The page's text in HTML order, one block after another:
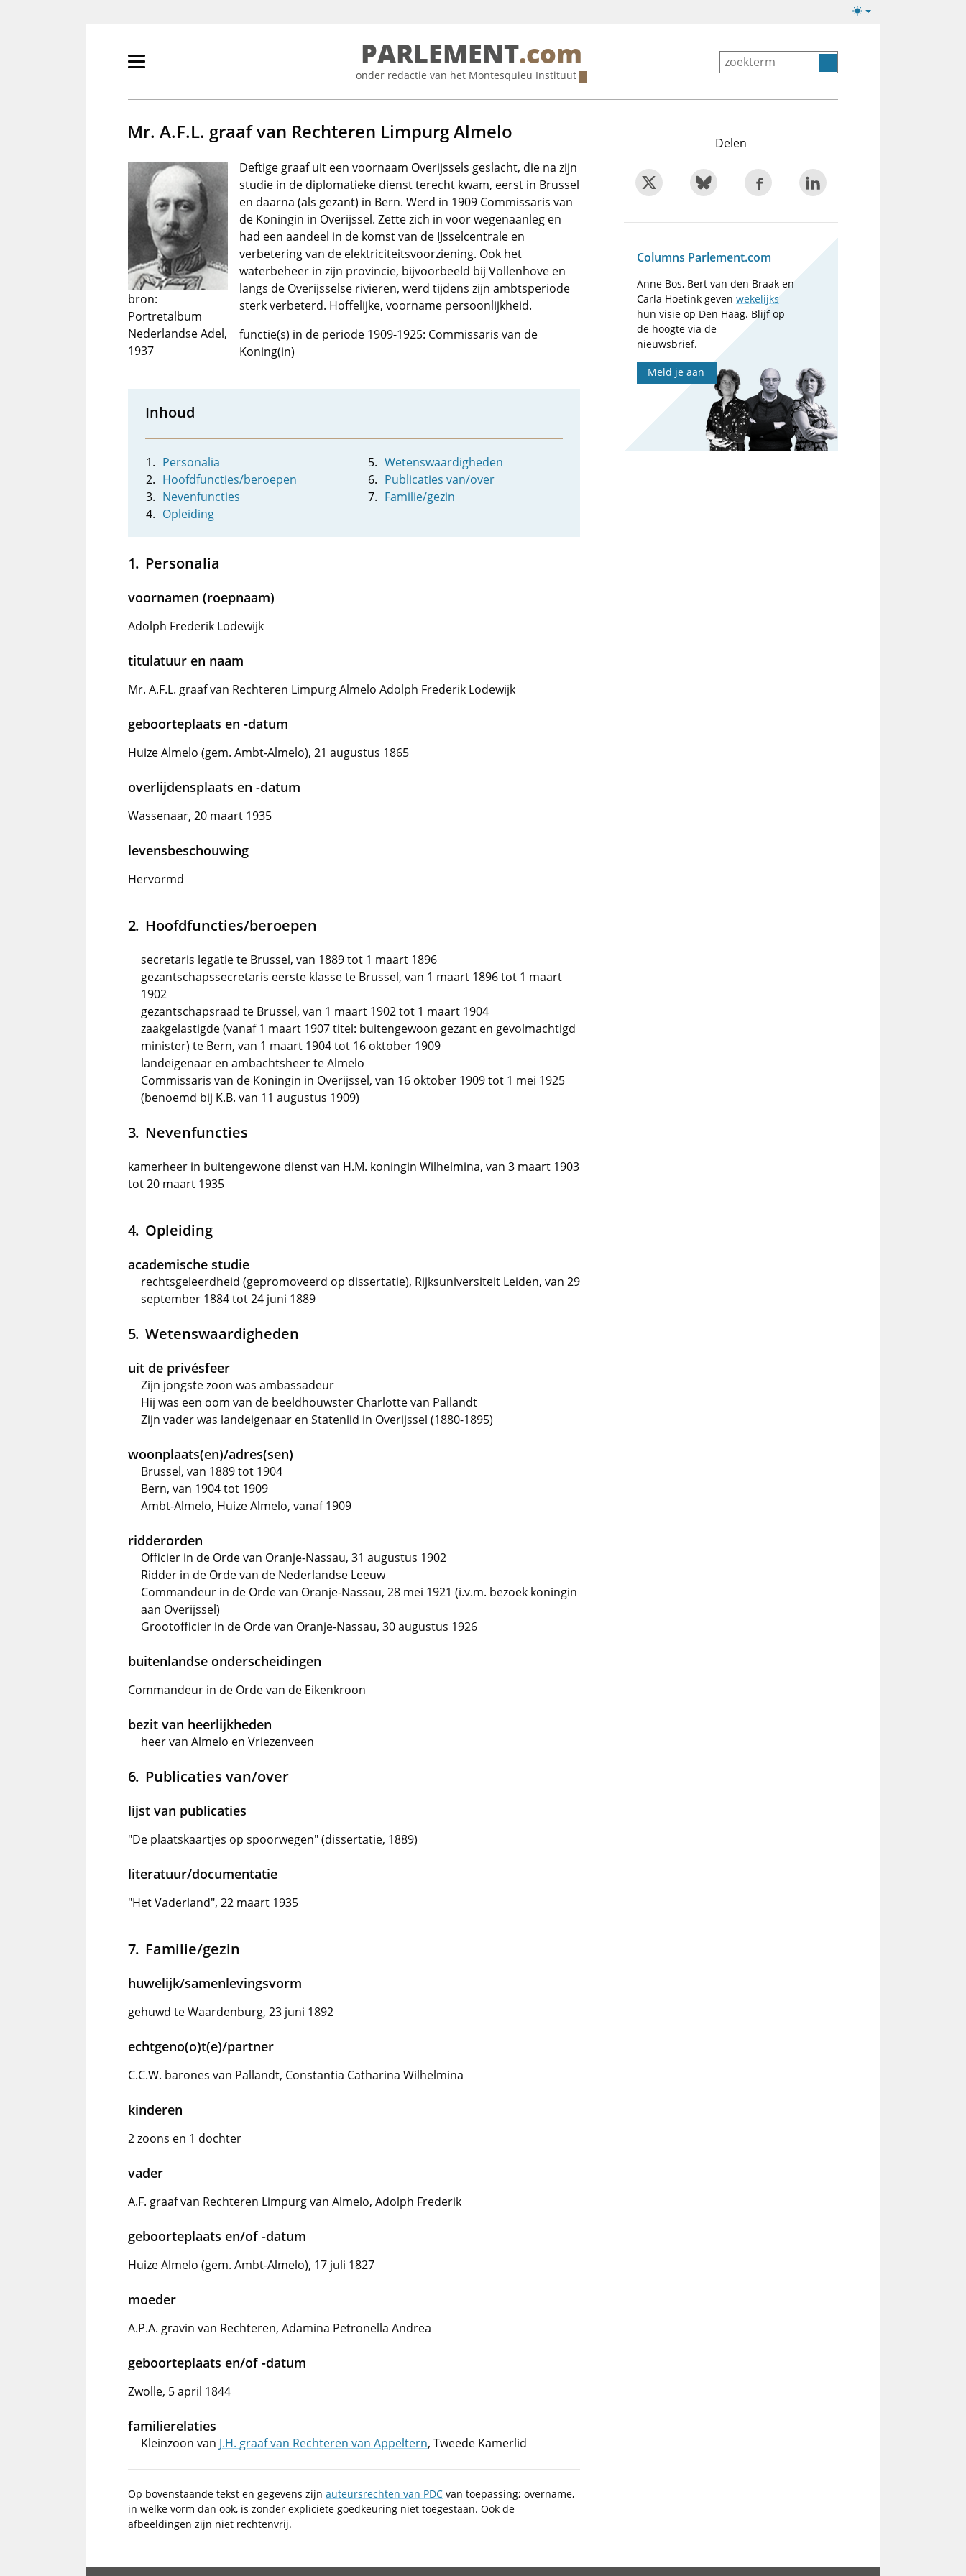
Lichte/donkere
Primair
tonen/verbergen
PARLEMENT.com
onder redactie van het Montesquieu Instituut
Mr. A.F.L. graaf van Rechteren Limpurg Almelo
bron:
Portretalbum
Nederlandse Adel,
1937
Deftige graaf uit een voornaam Overijssels geslacht, die na zijn
studie in de diplomatieke dienst terecht kwam, eerst in Brussel
en daarna (als gezant) in Bern. Werd in 1909 Commissaris van
de Koningin in Overijssel. Zette zich in voor wegenaanleg en
had een aandeel in de komst van de IJsselcentrale en
verbetering van de elektriciteitsvoorziening. Ook het
waterbeheer in zijn provincie, bijvoorbeeld bij Vollenhove en
langs de Overijsselse rivieren, werd tijdens zijn ambtsperiode
sterk verbeterd. Hoffelijke, voorname persoonlijkheid.
functie(s) in de periode 1909-1925: Commissaris van de
Koning(in)
Inhoud
Personalia
Hoofdfuncties/beroepen
Nevenfuncties
Opleiding
Wetenswaardigheden
Publicaties van/over
Familie/gezin
Personalia
voornamen (roepnaam)
Adolph Frederik Lodewijk
titulatuur en naam
Mr. A.F.L. graaf van Rechteren Limpurg Almelo Adolph Frederik Lodewijk
geboorteplaats en -datum
Huize Almelo (gem. Ambt-Almelo), 21 augustus 1865
overlijdensplaats en -datum
Wassenaar, 20 maart 1935
levensbeschouwing
Hervormd
Hoofdfuncties/beroepen
secretaris legatie te Brussel, van 1889 tot 1 maart 1896
gezantschapssecretaris eerste klasse te Brussel, van 1 maart 1896 tot 1 maart
1902
gezantschapsraad te Brussel, van 1 maart 1902 tot 1 maart 1904
zaakgelastigde (vanaf 1 maart 1907 titel: buitengewoon gezant en gevolmachtigd
minister) te Bern, van 1 maart 1904 tot 16 oktober 1909
landeigenaar en ambachtsheer te Almelo
Commissaris van de Koningin in Overijssel, van 16 oktober 1909 tot 1 mei 1925
(benoemd bij K.B. van 11 augustus 1909)
Nevenfuncties
kamerheer in buitengewone dienst van H.M. koningin Wilhelmina, van 3 maart 1903
tot 20 maart 1935
Opleiding
academische studie
rechtsgeleerdheid (gepromoveerd op dissertatie), Rijksuniversiteit Leiden, van 29
september 1884 tot 24 juni 1889
Wetenswaardigheden
uit de privésfeer
Zijn jongste zoon was ambassadeur
Hij was een oom van de beeldhouwster Charlotte van Pallandt
Zijn vader was landeigenaar en Statenlid in Overijssel (1880-1895)
woonplaats(en)/adres(sen)
Brussel, van 1889 tot 1904
Bern, van 1904 tot 1909
Ambt-Almelo, Huize Almelo, vanaf 1909
ridderorden
Officier in de Orde van Oranje-Nassau, 31 augustus 1902
Ridder in de Orde van de Nederlandse Leeuw
Commandeur in de Orde van Oranje-Nassau, 28 mei 1921 (i.v.m. bezoek koningin
aan Overijssel)
Grootofficier in de Orde van Oranje-Nassau, 30 augustus 1926
buitenlandse onderscheidingen
Commandeur in de Orde van de Eikenkroon
bezit van heerlijkheden
heer van Almelo en Vriezenveen
Publicaties van/over
lijst van publicaties
"De plaatskaartjes op spoorwegen" (dissertatie, 1889)
literatuur/documentatie
"Het Vaderland", 22 maart 1935
Familie/gezin
huwelijk/samenlevingsvorm
gehuwd te Waardenburg, 23 juni 1892
echtgeno(o)t(e)/partner
C.C.W. barones van Pallandt, Constantia Catharina Wilhelmina
kinderen
2 zoons en 1 dochter
vader
A.F. graaf van Rechteren Limpurg van Almelo, Adolph Frederik
geboorteplaats en/of -datum
Huize Almelo (gem. Ambt-Almelo), 17 juli 1827
moeder
A.P.A. gravin van Rechteren, Adamina Petronella Andrea
geboorteplaats en/of -datum
Zwolle, 5 april 1844
familierelaties
Kleinzoon van J.H. graaf van Rechteren van Appeltern, Tweede Kamerlid
Op bovenstaande tekst en gegevens zijn auteursrechten van PDC van toepassing; overname,
in welke vorm dan ook, is zonder expliciete goedkeuring niet toegestaan. Ook de
afbeeldingen zijn niet rechtenvrij.
Delen
Columns Parlement.com
Anne Bos, Bert van den Braak en
Carla Hoetink gevenwekelijks
hun visie op Den Haag. Blijf op
de hoogte via de
nieuwsbrief.
Meld je aan